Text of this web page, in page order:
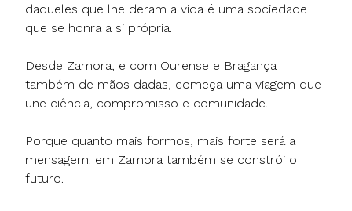
daqueles que lhe deram a vida é uma sociedade
que se honra a si própria.
Desde Zamora, e com Ourense e Bragança
também de mãos dadas, começa uma viagem que
une ciência, compromisso e comunidade.
Porque quanto mais formos, mais forte será a
mensagem: em Zamora também se constrói o
futuro.